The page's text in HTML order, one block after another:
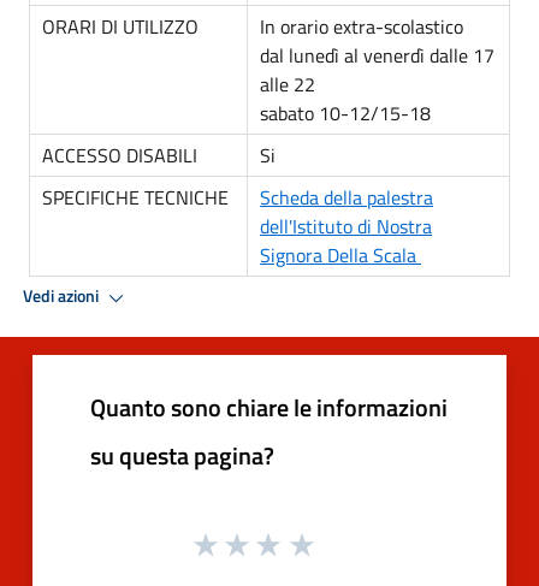
ORARI DI UTILIZZO
In orario extra-scolastico
dal lunedì al venerdì dalle 17
alle 22
sabato 10-12/15-18
ACCESSO DISABILI
Si
SPECIFICHE TECNICHE
Scheda della palestra
dell'Istituto di Nostra
Signora Della Scala
Vedi azioni
Quanto sono chiare le informazioni
su questa pagina?